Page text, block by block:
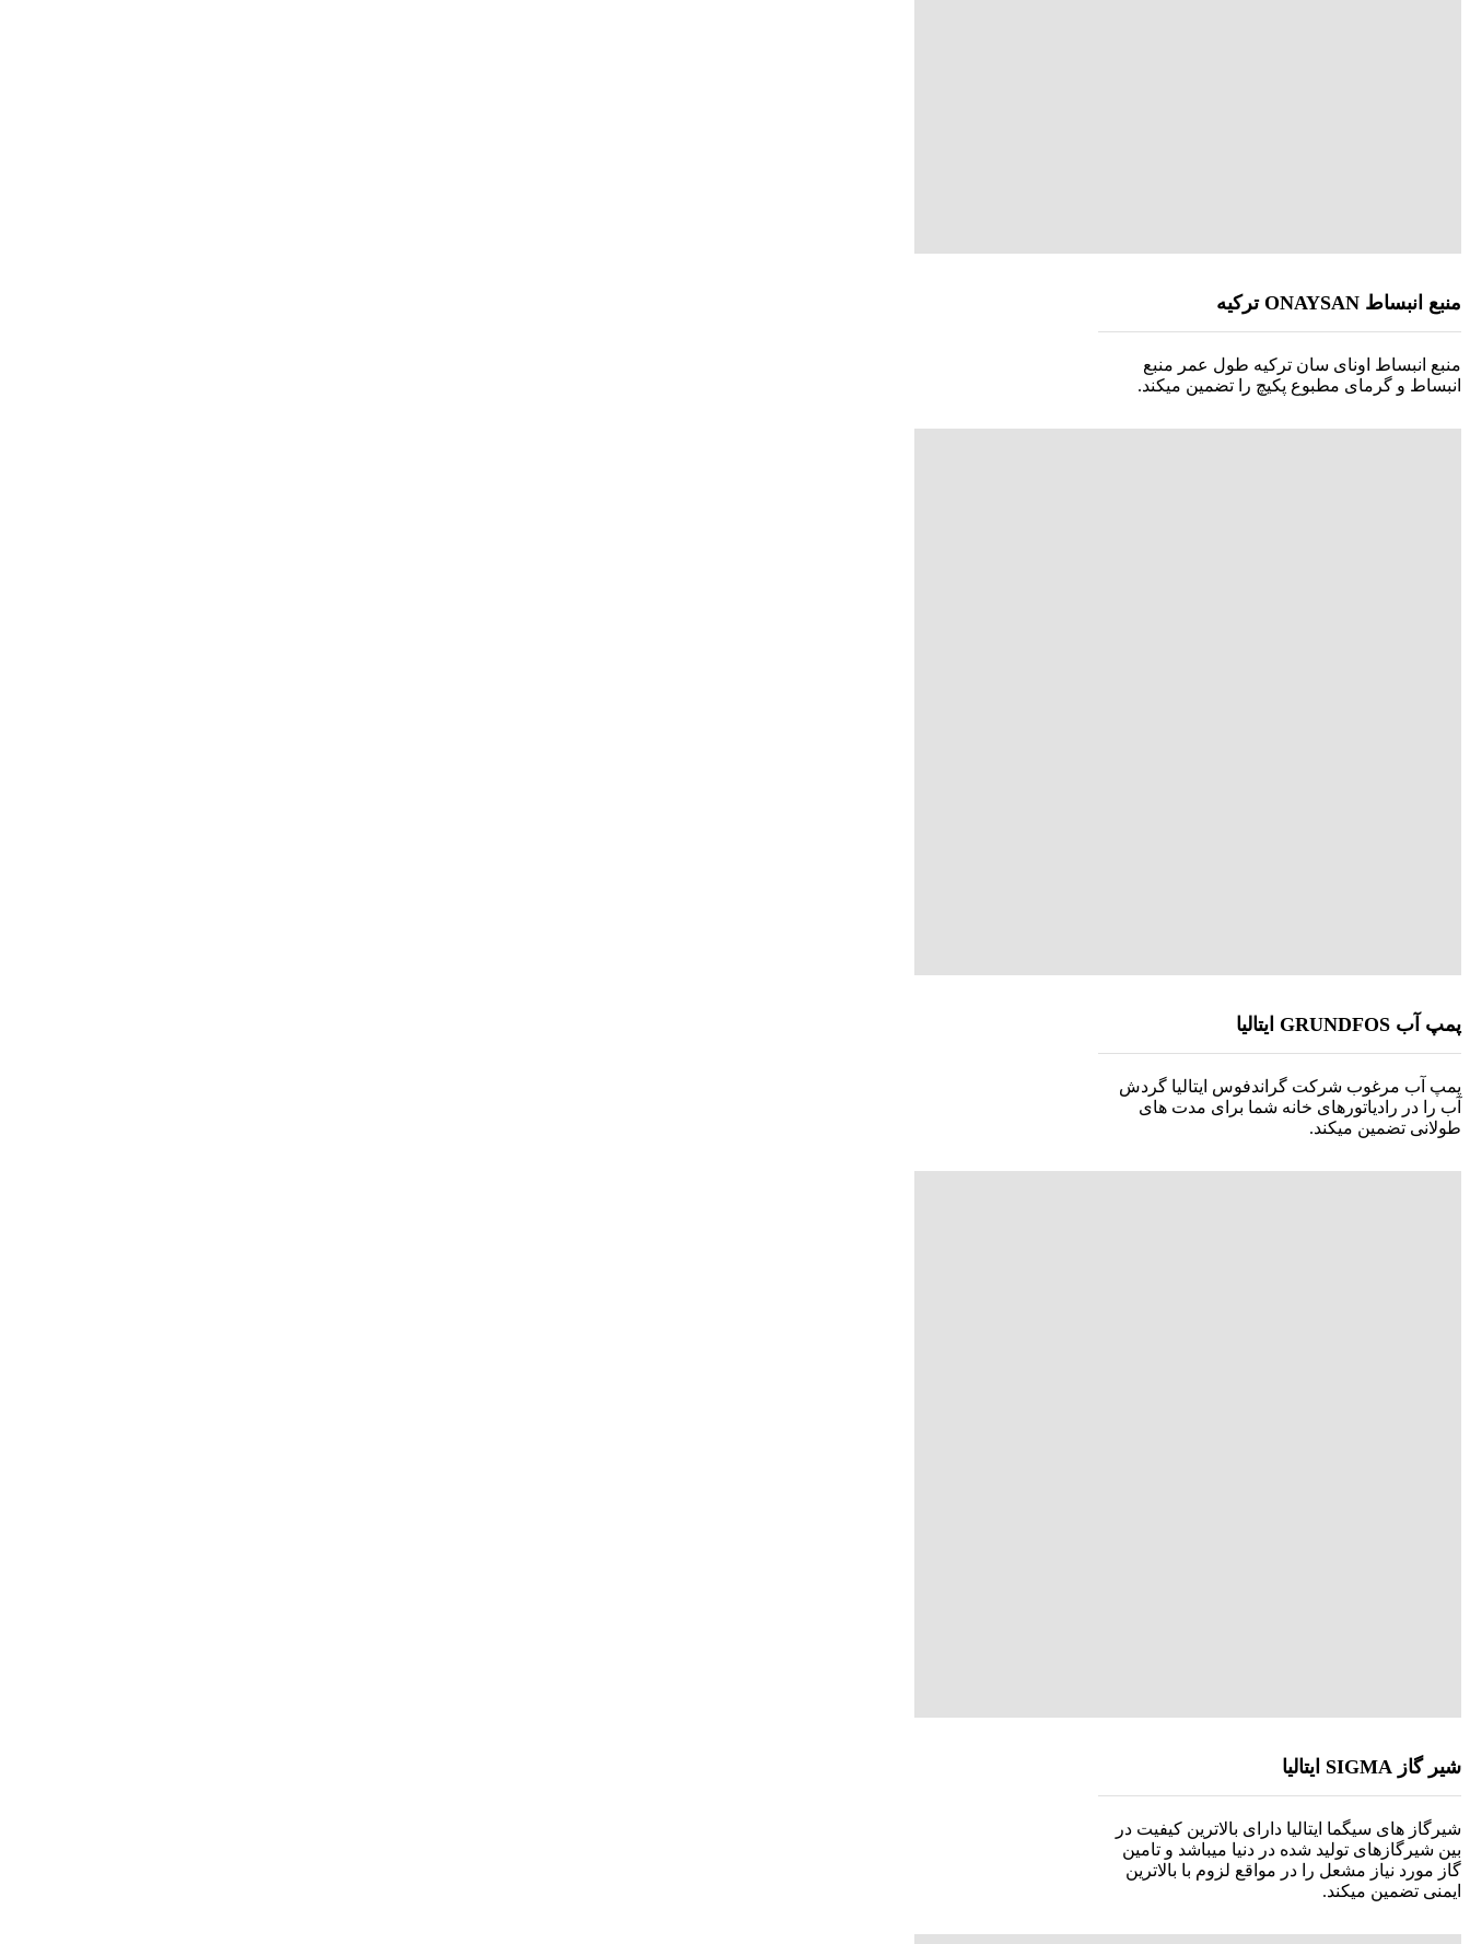
منبع انبساط ONAYSAN ترکیه
منبع انبساط اونای سان ترکیه طول عمر منبع
انبساط و گرمای مطبوع پکیچ را تضمین میکند.
پمپ آب GRUNDFOS ایتالیا
پمپ آب مرغوب شرکت گراندفوس ایتالیا گردش
آب را در رادیاتورهای خانه شما برای مدت های
طولانی تضمین میکند.
شیر گاز SIGMA ایتالیا
شیرگاز های سیگما ایتالیا دارای بالاترین کیفیت در
بین شیرگازهای تولید شده در دنیا میباشد و تامین
گاز مورد نیاز مشعل را در مواقع لزوم با بالاترین
ایمنی تضمین میکند.